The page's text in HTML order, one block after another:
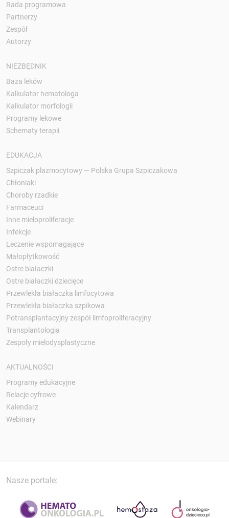
Rada programowa
Partnerzy
Zespół
Autorzy
NIEZBĘDNIK
Baza leków
Kalkulator hematologa
Kalkulator morfologii
Programy lekowe
Schematy terapii
EDUKACJA
Szpiczak plazmocytowy — Polska Grupa Szpiczakowa
Chłoniaki
Choroby rzadkie
Farmaceuci
Inne mieloproliferacje
Infekcje
Leczenie wspomagające
Małopłytkowość
Ostre białaczki
Ostre białaczki dziecięce
Przewlekła białaczka limfocytowa
Przewlekła białaczka szpikowa
Potransplantacyjny zespół limfoproliferacyjny
Transplantologia
Zespoły mielodysplastyczne
AKTUALNOŚCI
Programy edukacyjne
Relacje cyfrowe
Kalendarz
Webinary
Nasze portale: